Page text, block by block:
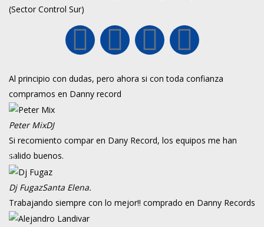
(Sector Control Sur)
Al principio con dudas, pero ahora si con toda confianza
compramos en Danny record
Peter MixDJ
Si recomiento compar en Dany Record, los equipos me han
salido buenos.
Dj FugazSanta Elena.
Trabajando siempre con lo mejor!! comprado en Danny Records